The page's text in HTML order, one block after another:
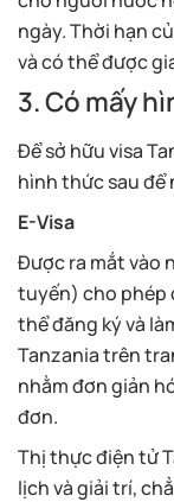
ngày. Thời hạn
và có thể được
3. Có mấy
Để sở hữu visa
hình thức sau để
E-Visa
Được ra mắt vào
tuyến) cho phép
thể đăng ký và
Tanzania trên
nhằm đơn giản
đơn.
Thị thực điện tử
lịch và giải trí,